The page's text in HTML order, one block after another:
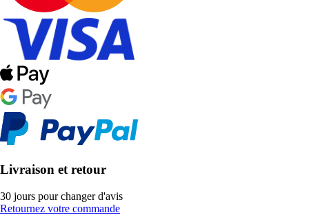
Livraison et retour
30 jours pour changer d'avis
Retournez votre commande